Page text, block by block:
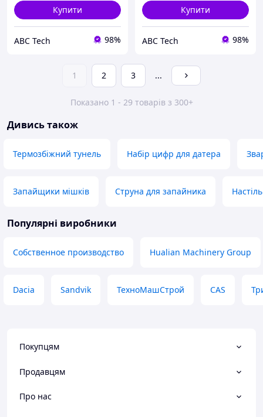
Купити
ABC Tech 98%
Купити
ABC Tech 98%
1 2 3 ...
Показано 1 - 29 товарів з 300+
Дивись також
Термозбіжний тунель Набір цифр для датера
Запайщики мішків Струна для запайника
Популярні виробники
Собственное производство Hualian Machinery Group
Dacia Sandvik ТехноМашСтрой CAS
Покупцям
Продавцям
Про нас